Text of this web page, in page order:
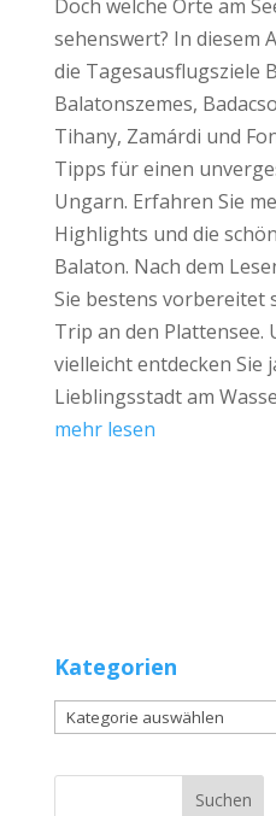
Doch welche Orte am
sehenswert? In diesem
die Tagesausflugsziele
Balatonszemes,
Tihany, Zamárdi und
Tipps für einen
Ungarn. Erfahren Sie
Highlights und die
Balaton. Nach dem
Sie bestens vorbereitet
Trip an den Plattensee.
vielleicht entdecken Sie
Lieblingsstadt am
mehr lesen
Kategorien
Kategorien